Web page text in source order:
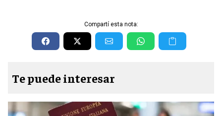
Compartí esta nota:
Te puede interesar